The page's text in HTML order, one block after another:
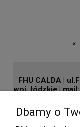
«
FHU CALDA |
woj. łódzkie |
Dbamy o